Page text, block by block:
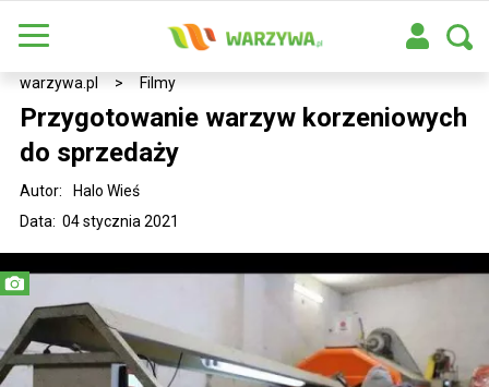
warzywa.pl > Filmy
Przygotowanie warzyw korzeniowych
do sprzedaży
Data: 04 stycznia 2021
Autor: Halo Wieś